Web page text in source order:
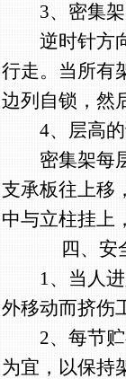
3、密集架
逆时针方向
行走。当所有
边列自锁，然
4、层高的
密集架每层
支承板往上移
中与立柱挂上
四、安
1、当人进
外移动而挤伤
2、每节贮
为宜，以保持